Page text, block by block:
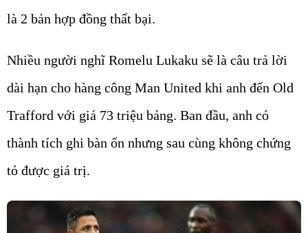
là 2 bản hợp đồng thất bại.
Nhiều người nghĩ Romelu Lukaku sẽ là câu trả lời
dài hạn cho hàng công Man United khi anh đến Old
Trafford với giá 73 triệu bảng. Ban đầu, anh có
thành tích ghi bàn ổn nhưng sau cùng không chứng
tỏ được giá trị.